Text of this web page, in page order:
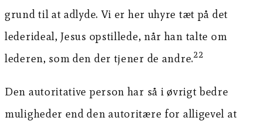
grund til at adlyde. Vi er her uhyre tæt på det
lederideal, Jesus opstillede, når han talte om
lederen, som den der tjener de andre.22
Den autoritative person har så i øvrigt bedre
muligheder end den autoritære for alligevel at